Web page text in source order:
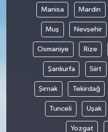
Manisa Mardin
Muş Nevşehir
Osmaniye Rize
Şanlıurfa Siirt
Şırnak Tekirdağ
Tunceli Uşak
Yozgat